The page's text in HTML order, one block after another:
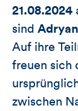
21.08.2024
sind
Auf ihre
freuen sich
zwischen